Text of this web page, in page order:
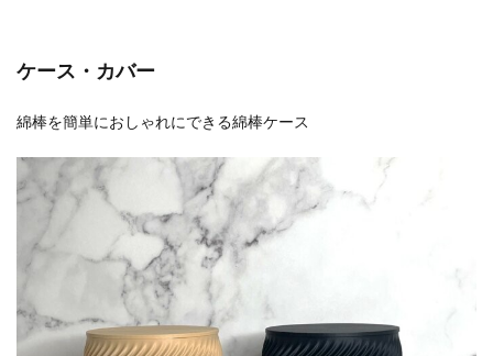
ケース・カバー
綿棒を簡単におしゃれにできる綿棒ケース